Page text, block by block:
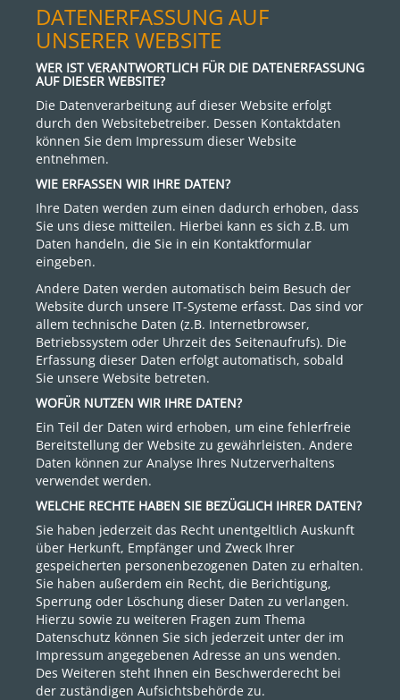
DATENERFASSUNG AUF
UNSERER WEBSITE
WER IST VERANTWORTLICH FÜR DIE DATENERFASSUNG
AUF DIESER WEBSITE?
Die Datenverarbeitung auf dieser Website erfolgt
durch den Websitebetreiber. Dessen Kontaktdaten
können Sie dem Impressum dieser Website
entnehmen.
WIE ERFASSEN WIR IHRE DATEN?
Ihre Daten werden zum einen dadurch erhoben, dass
Sie uns diese mitteilen. Hierbei kann es sich z.B. um
Daten handeln, die Sie in ein Kontaktformular
eingeben.
Andere Daten werden automatisch beim Besuch der
Website durch unsere IT-Systeme erfasst. Das sind vor
allem technische Daten (z.B. Internetbrowser,
Betriebssystem oder Uhrzeit des Seitenaufrufs). Die
Erfassung dieser Daten erfolgt automatisch, sobald
Sie unsere Website betreten.
WOFÜR NUTZEN WIR IHRE DATEN?
Ein Teil der Daten wird erhoben, um eine fehlerfreie
Bereitstellung der Website zu gewährleisten. Andere
Daten können zur Analyse Ihres Nutzerverhaltens
verwendet werden.
WELCHE RECHTE HABEN SIE BEZÜGLICH IHRER DATEN?
Sie haben jederzeit das Recht unentgeltlich Auskunft
über Herkunft, Empfänger und Zweck Ihrer
gespeicherten personenbezogenen Daten zu erhalten.
Sie haben außerdem ein Recht, die Berichtigung,
Sperrung oder Löschung dieser Daten zu verlangen.
Hierzu sowie zu weiteren Fragen zum Thema
Datenschutz können Sie sich jederzeit unter der im
Impressum angegebenen Adresse an uns wenden.
Des Weiteren steht Ihnen ein Beschwerderecht bei
der zuständigen Aufsichtsbehörde zu.